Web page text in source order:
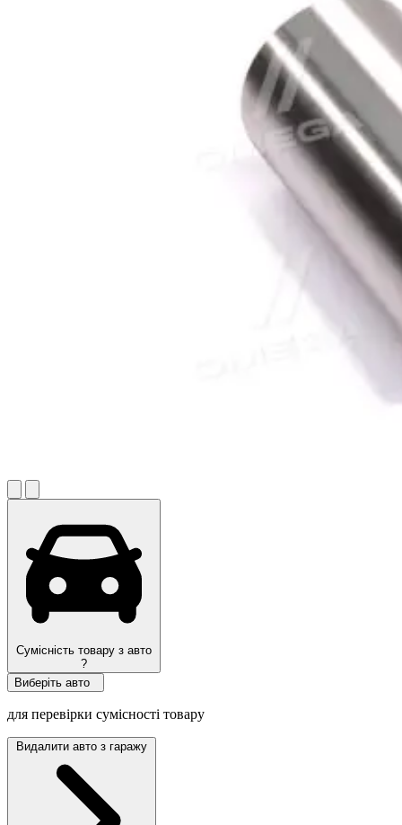
Сумісність товару з авто
?
Виберіть авто
для перевірки сумісності товару
Видалити авто з гаражу